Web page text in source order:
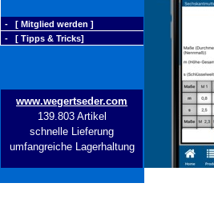
- [ Mitglied werden ]
- [ Tipps & Tricks]
www.wegertseder.com
139.803 Artikel
schnelle Lieferung
umfangreiche Lagerhaltung